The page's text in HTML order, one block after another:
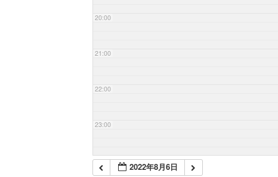
20:00
21:00
22:00
23:00
2022年8月6日